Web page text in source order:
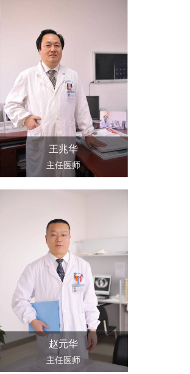
王兆华
主任医师
赵元华
主任医师